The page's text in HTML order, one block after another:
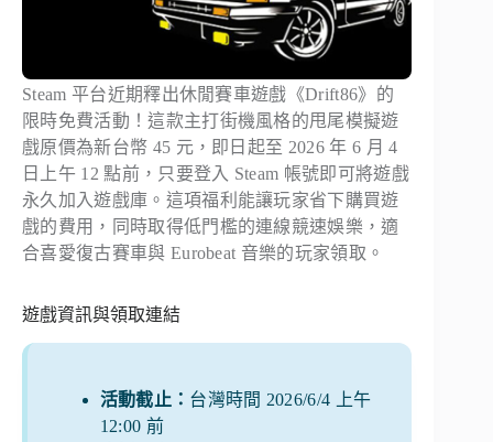
Steam 平台近期釋出休閒賽車遊戲《Drift86》的
限時免費活動！這款主打街機風格的甩尾模擬遊
戲原價為新台幣 45 元，即日起至 2026 年 6 月 4
日上午 12 點前，只要登入 Steam 帳號即可將遊戲
永久加入遊戲庫。這項福利能讓玩家省下購買遊
戲的費用，同時取得低門檻的連線競速娛樂，適
合喜愛復古賽車與 Eurobeat 音樂的玩家領取。
遊戲資訊與領取連結
活動截止： 台灣時間 2026/6/4 上午
12:00 前